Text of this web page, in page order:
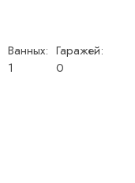
Ванных:
1
Гаражей:
0